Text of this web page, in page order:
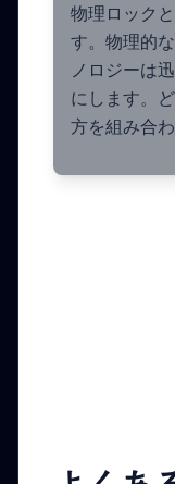
物理ロック
す。物理的
ノロジーは
にします。
方を組み合